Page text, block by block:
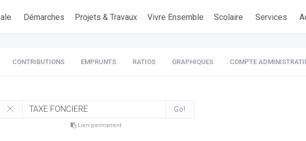
Démarches Projets & Travaux Vivre Ensemble Scolaire Services
CONTRIBUTIONS EMPRUNTS RATIOS GRAPHIQUES COMPTE
Go!
Lien permanent